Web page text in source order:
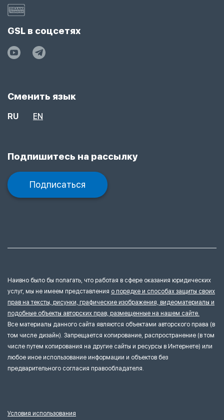
GSL в соцсетях
Сменить язык
RU EN
Подпишитесь на рассылку
Подписаться
Наивно было бы полагать, что работая в сфере оказания юридических
услуг, мы не имеем представления о порядке и способах защиты своих
прав на тексты, рисунки, графические изображения, видеоматериалы и
подобные объекты авторских прав, размещенные на нашем сайте.
Все материалы данного сайта являются объектами авторского права (в
том числе дизайн). Запрещается копирование, распространение (в том
числе путем копирования на другие сайты и ресурсы в Интернете) или
любое иное использование информации и объектов без
предварительного согласия правообладателя.
Условия использования